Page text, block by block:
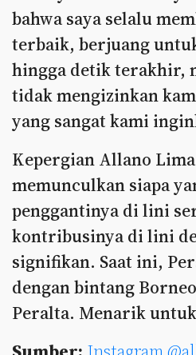
bahwa saya selalu
terbaik, berjuang
hingga detik terakhir,
tidak mengizinkan
yang sangat kami
Kepergian Allano
memunculkan siapa
penggantinya di lini
kontribusinya di lini
signifikan. Saat ini,
dengan bintang
Peralta. Menarik